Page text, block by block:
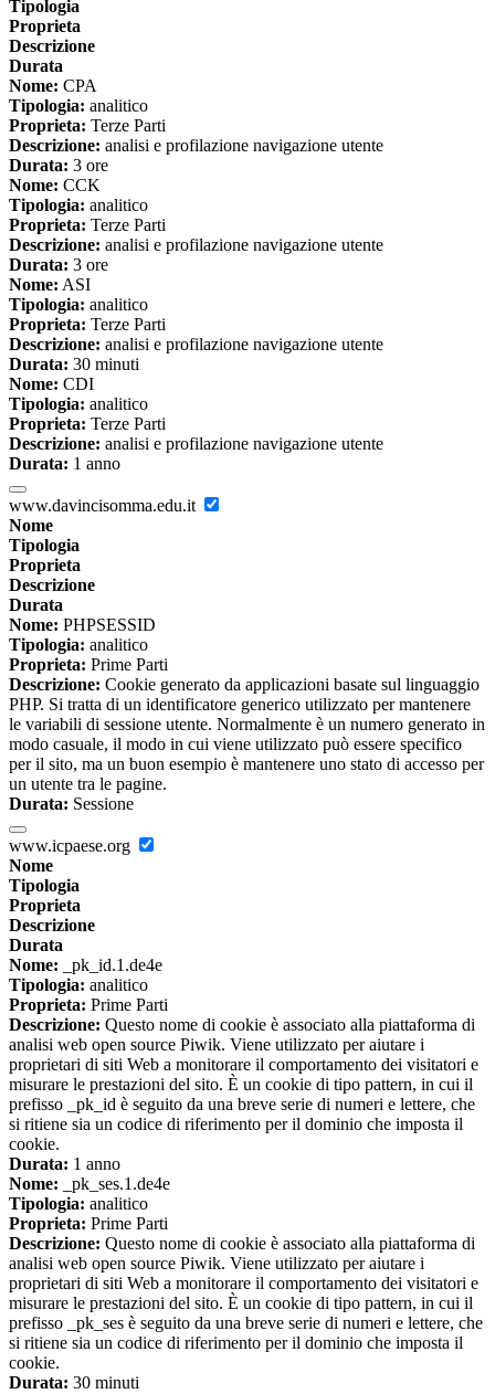
Tipologia
Proprieta
Descrizione
Durata
Nome: CPA
Tipologia: analitico
Proprieta: Terze Parti
Descrizione: analisi e profilazione navigazione utente
Durata: 3 ore
Nome: CCK
Tipologia: analitico
Proprieta: Terze Parti
Descrizione: analisi e profilazione navigazione utente
Durata: 3 ore
Nome: ASI
Tipologia: analitico
Proprieta: Terze Parti
Descrizione: analisi e profilazione navigazione utente
Durata: 30 minuti
Nome: CDI
Tipologia: analitico
Proprieta: Terze Parti
Descrizione: analisi e profilazione navigazione utente
Durata: 1 anno
www.davincisomma.edu.it
Nome
Tipologia
Proprieta
Descrizione
Durata
Nome: PHPSESSID
Tipologia: analitico
Proprieta: Prime Parti
Descrizione: Cookie generato da applicazioni basate sul linguaggio
PHP. Si tratta di un identificatore generico utilizzato per mantenere
le variabili di sessione utente. Normalmente è un numero generato in
modo casuale, il modo in cui viene utilizzato può essere specifico
per il sito, ma un buon esempio è mantenere uno stato di accesso per
un utente tra le pagine.
Durata: Sessione
www.icpaese.org
Nome
Tipologia
Proprieta
Descrizione
Durata
Nome: _pk_id.1.de4e
Tipologia: analitico
Proprieta: Prime Parti
Descrizione: Questo nome di cookie è associato alla piattaforma di
analisi web open source Piwik. Viene utilizzato per aiutare i
proprietari di siti Web a monitorare il comportamento dei visitatori e
misurare le prestazioni del sito. È un cookie di tipo pattern, in cui il
prefisso _pk_id è seguito da una breve serie di numeri e lettere, che
si ritiene sia un codice di riferimento per il dominio che imposta il
cookie.
Durata: 1 anno
Nome: _pk_ses.1.de4e
Tipologia: analitico
Proprieta: Prime Parti
Descrizione: Questo nome di cookie è associato alla piattaforma di
analisi web open source Piwik. Viene utilizzato per aiutare i
proprietari di siti Web a monitorare il comportamento dei visitatori e
misurare le prestazioni del sito. È un cookie di tipo pattern, in cui il
prefisso _pk_ses è seguito da una breve serie di numeri e lettere, che
si ritiene sia un codice di riferimento per il dominio che imposta il
cookie.
Durata: 30 minuti